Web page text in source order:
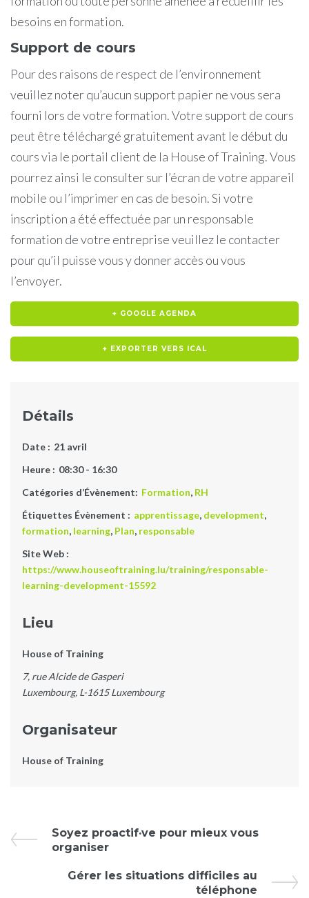
besoins en formation.
Support de cours
Pour des raisons de respect de l’environnement
veuillez noter qu’aucun support papier ne vous sera
fourni lors de votre formation. Votre support de cours
peut être téléchargé gratuitement avant le début du
cours via le portail client de la House of Training. Vous
pourrez ainsi le consulter sur l’écran de votre appareil
mobile ou l’imprimer en cas de besoin. Si votre
inscription a été effectuée par un responsable
formation de votre entreprise veuillez le contacter
pour qu’il puisse vous y donner accès ou vous
l’envoyer.
+ GOOGLE AGENDA
+ EXPORTER VERS ICAL
Détails
Date : 21 avril
Heure : 08:30 - 16:30
Catégories d’Évènement: Formation, RH
Étiquettes Évènement : apprentissage, development,
formation, learning, Plan, responsable
Site Web :
https://www.houseoftraining.lu/training/responsable-
learning-development-15592
Lieu
House of Training
7, rue Alcide de Gasperi
Luxembourg, L-1615 Luxembourg
Organisateur
House of Training
Évènement
Navigation
Soyez proactif·ve pour mieux vous
organiser
Gérer les situations difficiles au
téléphone